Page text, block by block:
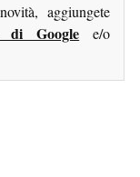
aggiungete
di Google e/o